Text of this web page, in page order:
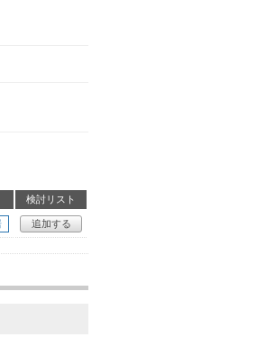
検討リスト
追加する